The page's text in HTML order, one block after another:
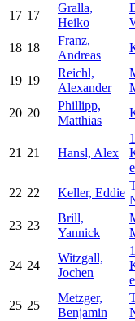
17 17
Gralla,
Heiko
18 18
Franz,
Andreas
19 19
Reichl,
Alexander
20 20
Phillipp,
Matthias
21 21 Hansl, Alex
22 22 Keller, Eddie
23 23
Brill,
Yannick
24 24
Witzgall,
Jochen
25 25
Metzger,
Benjamin